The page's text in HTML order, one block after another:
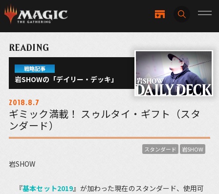
READING
戦略記事
岩SHOWの「デイリー・デッキ」
2018.8.7
ギミック満載！ スゥルタイ・ギフト（スタ
ンダード）
スタンダード 岩SHOW
岩SHOW
『基本セット2019』が加わった現在のスタンダード、使用可